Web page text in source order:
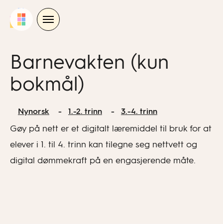
Barnevakten (kun
bokmål)
Nynorsk 1.-2. trinn 3.-4. trinn
Gøy på nett er et digitalt læremiddel til bruk for at
elever i 1. til 4. trinn kan tilegne seg nettvett og
digital dømmekraft på en engasjerende måte.